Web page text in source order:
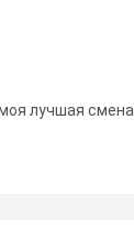
лучшая смена.